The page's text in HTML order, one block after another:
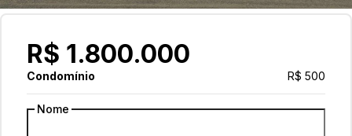
R$ 1.800.000
Condomínio R$ 500
Nome